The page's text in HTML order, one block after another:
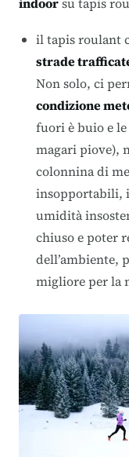
il tapis roulant
strade
Non solo, ci
condizione
fuori è buio e
magari piove),
colonnina di
insopportabili,
umidità
chiuso e poter
dell’ambiente,
migliore per la